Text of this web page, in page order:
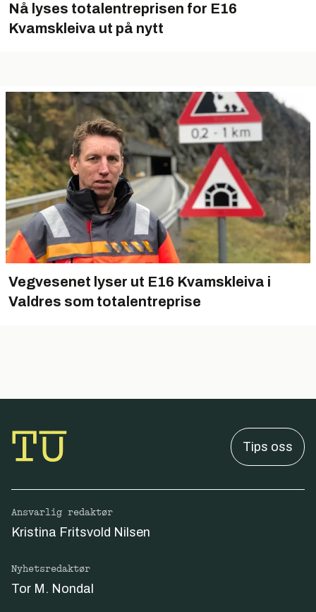
Nå lyses totalentreprisen for E16
Kvamskleiva ut på nytt
Vegvesenet lyser ut E16 Kvamskleiva i
Valdres som totalentreprise
Tips oss
Ansvarlig redaktør
Kristina Fritsvold Nilsen
Nyhetsredaktør
Tor M. Nondal